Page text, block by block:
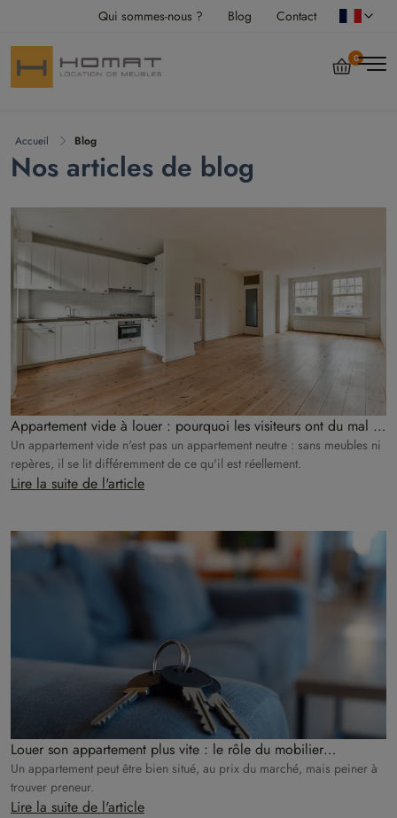
Qui sommes-nous ? Blog Contact
0
Accueil Blog
Nos articles de blog
Appartement vide à louer : pourquoi les visiteurs ont du mal à
se projeter ?
Un appartement vide n'est pas un appartement neutre : sans meubles ni
repères, il se lit différemment de ce qu'il est réellement.
Lire la suite de l'article
Louer son appartement plus vite : le rôle du mobilier
temporaire dans la décision du locataire
Un appartement peut être bien situé, au prix du marché, mais peiner à
trouver preneur.
Lire la suite de l'article